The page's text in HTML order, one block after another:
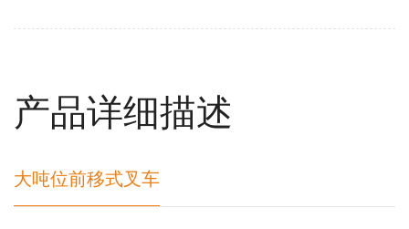
产品详细描述
大吨位前移式叉车